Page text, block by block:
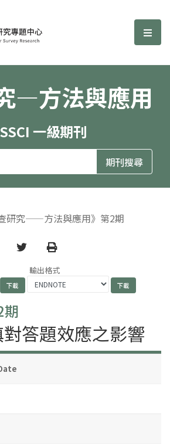
法與應用期刊 選
—方法與應用
一級期刊
研究——方法與應用》第2期
TwitterPrint
輸出格式
期
答題效應之影響